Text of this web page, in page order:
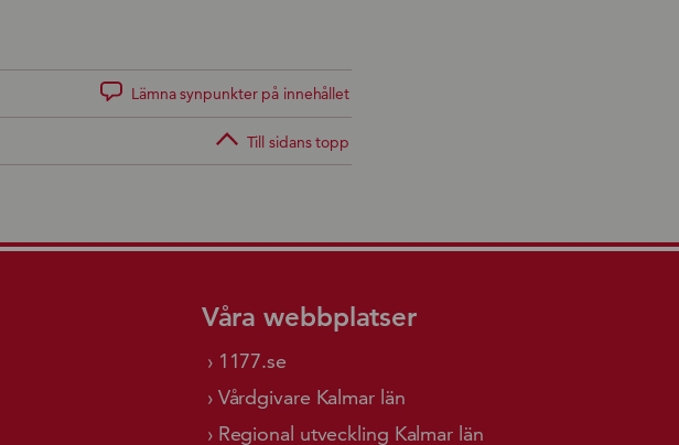
Lämna synpunkter på innehållet
Till sidans topp
Våra webbplatser
1177.se
Vårdgivare Kalmar län
Regional utveckling Kalmar län